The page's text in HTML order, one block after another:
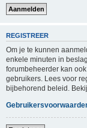
REGISTREER
Om je te kunnen
enkele minuten in
forumbeheerder kan
gebruikers. Lees voor
bijbehorend beleid.